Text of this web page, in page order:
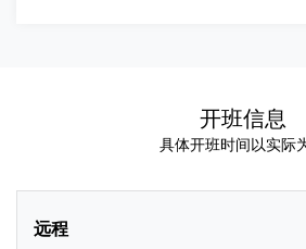
开班信息
具体开班时间以实际
远程